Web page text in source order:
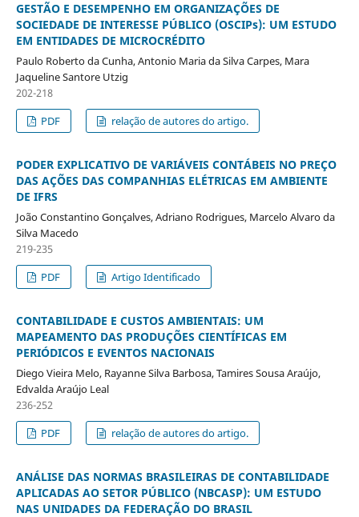
GESTÃO E DESEMPENHO EM ORGANIZAÇÕES DE
SOCIEDADE DE INTERESSE PÚBLICO (OSCIPs): UM ESTUDO
EM ENTIDADES DE MICROCRÉDITO
Paulo Roberto da Cunha, Antonio Maria da Silva Carpes, Mara
Jaqueline Santore Utzig
202-218
PDF
relação de autores do artigo.
PODER EXPLICATIVO DE VARIÁVEIS CONTÁBEIS NO PREÇO
DAS AÇÕES DAS COMPANHIAS ELÉTRICAS EM AMBIENTE
DE IFRS
João Constantino Gonçalves, Adriano Rodrigues, Marcelo Alvaro da
Silva Macedo
219-235
PDF
Artigo Identificado
CONTABILIDADE E CUSTOS AMBIENTAIS: UM
MAPEAMENTO DAS PRODUÇÕES CIENTÍFICAS EM
PERIÓDICOS E EVENTOS NACIONAIS
Diego Vieira Melo, Rayanne Silva Barbosa, Tamires Sousa Araújo,
Edvalda Araújo Leal
236-252
PDF
relação de autores do artigo.
ANÁLISE DAS NORMAS BRASILEIRAS DE CONTABILIDADE
APLICADAS AO SETOR PÚBLICO (NBCASP): UM ESTUDO
NAS UNIDADES DA FEDERAÇÃO DO BRASIL